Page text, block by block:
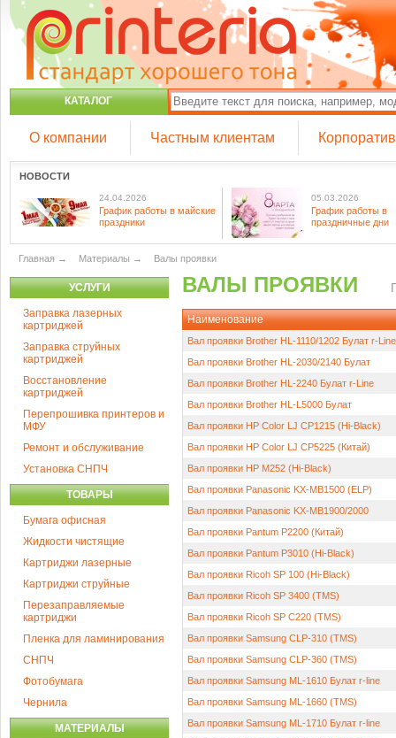
КАТАЛОГ
О компании Частным клиентам
НОВОСТИ
24.04.2026
График работы в майские
праздники
05.03.2026
График работы в
праздничные дни
Главная → Материалы → Валы проявки
УСЛУГИ
Заправка лазерных
картриджей
Заправка струйных
картриджей
Восстановление
картриджей
Перепрошивка принтеров и
МФУ
Ремонт и обслуживание
Установка СНПЧ
ТОВАРЫ
Бумага офисная
Жидкости чистящие
Картриджи лазерные
Картриджи струйные
Перезаправляемые
картриджи
Пленка для ламинирования
СНПЧ
Фотобумага
Чернила
МАТЕРИАЛЫ
ВАЛЫ ПРОЯВКИ
Наименование
Вал проявки Brother HL-1110/1202 Булат r-Line
Вал проявки Brother HL-2030/2140 Булат
Вал проявки Brother HL-2240 Булат r-Line
Вал проявки Brother HL-L5000 Булат
Вал проявки HP Color LJ CP1215 (Hi-Black)
Вал проявки HP Color LJ CP5225 (Китай)
Вал проявки HP M252 (Hi-Black)
Вал проявки Panasonic KX-MB1500 (ELP)
Вал проявки Panasonic KX-MB1900/2000
Вал проявки Pantum P2200 (Китай)
Вал проявки Pantum P3010 (Hi-Black)
Вал проявки Ricoh SP 100 (Hi-Black)
Вал проявки Ricoh SP 3400 (TMS)
Вал проявки Ricoh SP C220 (TMS)
Вал проявки Samsung CLP-310 (TMS)
Вал проявки Samsung CLP-360 (TMS)
Вал проявки Samsung ML-1610 Булат r-line
Вал проявки Samsung ML-1660 (TMS)
Вал проявки Samsung ML-1710 Булат r-line